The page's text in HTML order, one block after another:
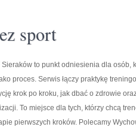
sport
Sieraków to punkt odniesienia dla osób,
proces. Serwis łączy praktykę
krok po kroku, jak dbać o zdrowie
To miejsce dla tych, którzy chcą
pierwszych kroków. Polecamy